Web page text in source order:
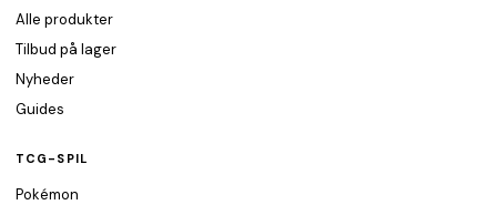
Alle produkter
Tilbud på lager
Nyheder
Guides
TCG-SPIL
Pokémon